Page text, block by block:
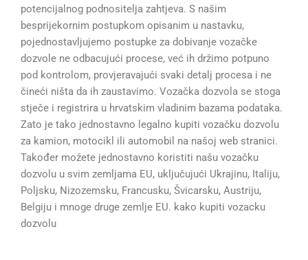
potencijalnog podnositelja zahtjeva. S našim
besprijekornim postupkom opisanim u nastavku,
pojednostavljujemo postupke za dobivanje vozačke
dozvole ne odbacujući procese, već ih držimo potpuno
pod kontrolom, provjeravajući svaki detalj procesa i ne
čineći ništa da ih zaustavimo. Vozačka dozvola se stoga
stječe i registrira u hrvatskim vladinim bazama podataka.
Zato je tako jednostavno legalno kupiti vozačku dozvolu
za kamion, motocikl ili automobil na našoj web stranici.
Također možete jednostavno koristiti našu vozačku
dozvolu u svim zemljama EU, uključujući Ukrajinu, Italiju,
Poljsku, Nizozemsku, Francusku, Švicarsku, Austriju,
Belgiju i mnoge druge zemlje EU. kako kupiti vozacku
dozvolu